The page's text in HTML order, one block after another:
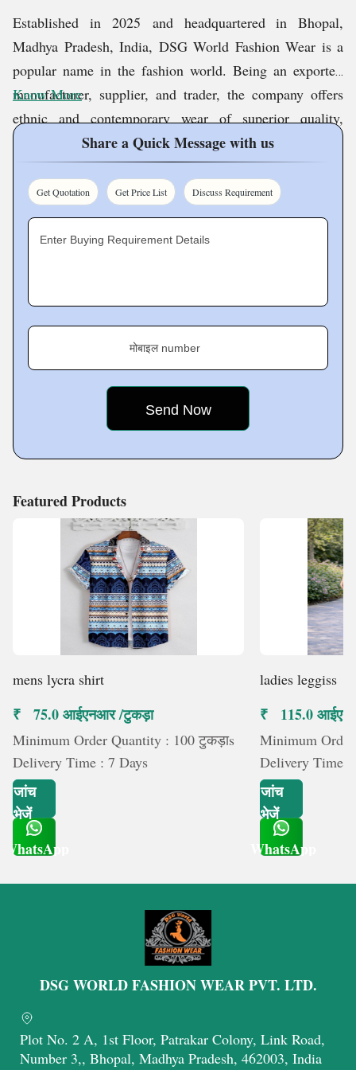
Established in 2025 and headquartered in Bhopal,
Madhya Pradesh, India, DSG World Fashion Wear is a
popular name in the fashion world. Being an exporter,
manufacturer, supplier, and trader, the company offers
ethnic and contemporary wear of superior quality,
offering a variety of products that include ladies designer
kurtis, foil print kurtis, anarkali frock kurtis, casual
printed cotton suits, cotton batu cave suits, rayon tops,
printed cotton suits, and rayon designer salwar suits.
quality fashion, combining tradition with contemporary
taste. The garments we make are produced with ethically
harvested materials to ensure sustainability without the
the-art technology equipped and staffed with highly
skilled workers committed to manufacturing clothes of
Know More
Share a Quick Message with us
Get Quotation Get Price List Discuss Requirement
Enter Buying Requirement Details
मोबाइल number
Featured Products
mens lycra shirt
₹ 75.0 आईएनआर /टुकड़ा
Minimum Order Quantity : 100 टुकड़ाs
Delivery Time : 7 Days
जांच
भेजें
WhatsApp
ladies leggiss
₹ 115.0
Minimum
Delivery Time :
जांच
भेजें
WhatsApp
DSG WORLD FASHION WEAR PVT. LTD.
Plot No. 2 A, 1st Floor, Patrakar Colony, Link Road,
Number 3,, Bhopal, Madhya Pradesh, 462003, India